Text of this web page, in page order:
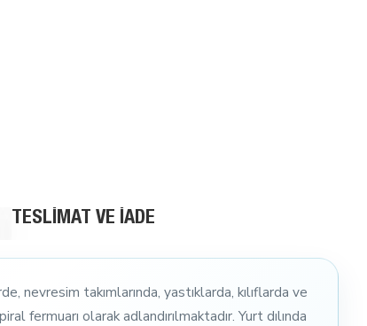
TESLIMAT VE İADE
takımlarında, yastıklarda, kılıflarda ve
fermuarı olarak adlandırılmaktadır. Yurt dılında